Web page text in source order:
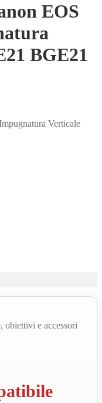
EOS
BGE21
Verticale